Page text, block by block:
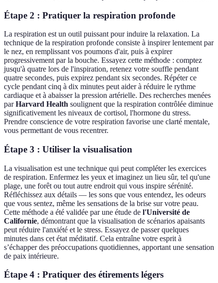
Étape 2 : Pratiquer la respiration profonde
La respiration est un outil puissant pour induire la relaxation. La
technique de la respiration profonde consiste à inspirer lentement par
le nez, en remplissant vos poumons d'air, puis à expirer
progressivement par la bouche. Essayez cette méthode : comptez
jusqu'à quatre lors de l'inspiration, retenez votre souffle pendant
quatre secondes, puis expirez pendant six secondes. Répéter ce
cycle pendant cinq à dix minutes peut aider à réduire le rythme
cardiaque et à abaisser la pression artérielle. Des recherches menées
parHarvard Health soulignent que la respiration contrôlée diminue
significativement les niveaux de cortisol, l'hormone du stress.
Prendre conscience de votre respiration favorise une clarté mentale,
vous permettant de vous recentrer.
Étape 3 : Utiliser la visualisation
La visualisation est une technique qui peut compléter les exercices
de respiration. Enfermez les yeux et imaginez un lieu sûr, tel qu'une
plage, une forêt ou tout autre endroit qui vous inspire sérénité.
Réfléchissez aux détails — les sons que vous entendez, les odeurs
que vous sentez, même les sensations de la brise sur votre peau.
Cette méthode a été validée par une étude de l'Université de
Californie, démontrant que la visualisation de scénarios apaisants
peut réduire l'anxiété et le stress. Essayez de passer quelques
minutes dans cet état méditatif. Cela entraîne votre esprit à
s’échapper des préoccupations quotidiennes, apportant une sensation
de paix intérieure.
Étape 4 : Pratiquer des étirements légers